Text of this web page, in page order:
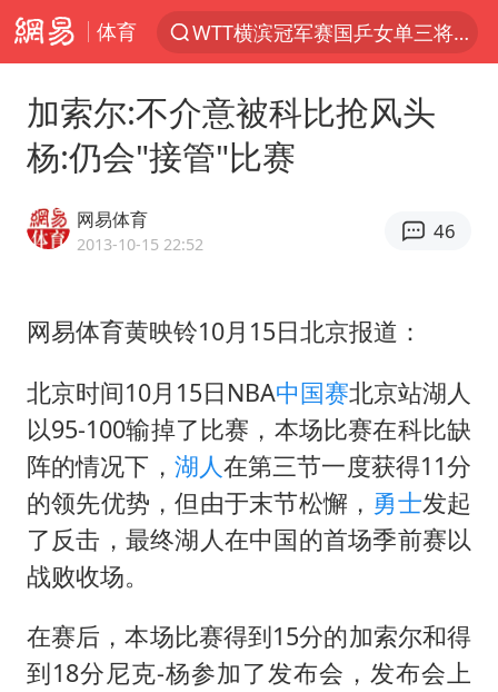
体育
WTT横滨冠军赛国乒女单三将晋级四强
茅台部分直营店飞天茅台提价
几元成本的AI广告导致千万市值蒸发
老挝国会主席赛宋蓬逝世
夏日经济乘“热”而上 消费市场向“新”而行
白海豚将正面袭击贯穿浙江
黄金牛市回来了吗
酒店花洒现排泄物住客索赔遭拒
加索尔:不介意被科比抢风头
杨:仍会"接管"比赛
网易体育
2013-10-15 22:52
46
网易体育黄映铃10月15日北京报道：
北京时间10月15日NBA中国赛北京站湖人
以95-100输掉了比赛，本场比赛在科比缺
阵的情况下， 湖人在第三节一度获得11分
的领先优势，但由于末节松懈， 勇士发起
了反击，最终湖人在中国的首场季前赛以
战败收场。
在赛后，本场比赛得到15分的加索尔和得
到18分尼克-杨参加了发布会，发布会上